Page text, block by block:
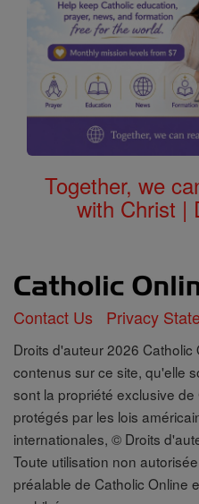
Together, we
with Christ |
Contact Us Privacy
Droits d'auteur 2026
contenus sur ce site, qu'elle
sont la propriété exclusive
protégés par les lois
internationales, © Droits
Toute utilisation non
préalable de Catholic Online